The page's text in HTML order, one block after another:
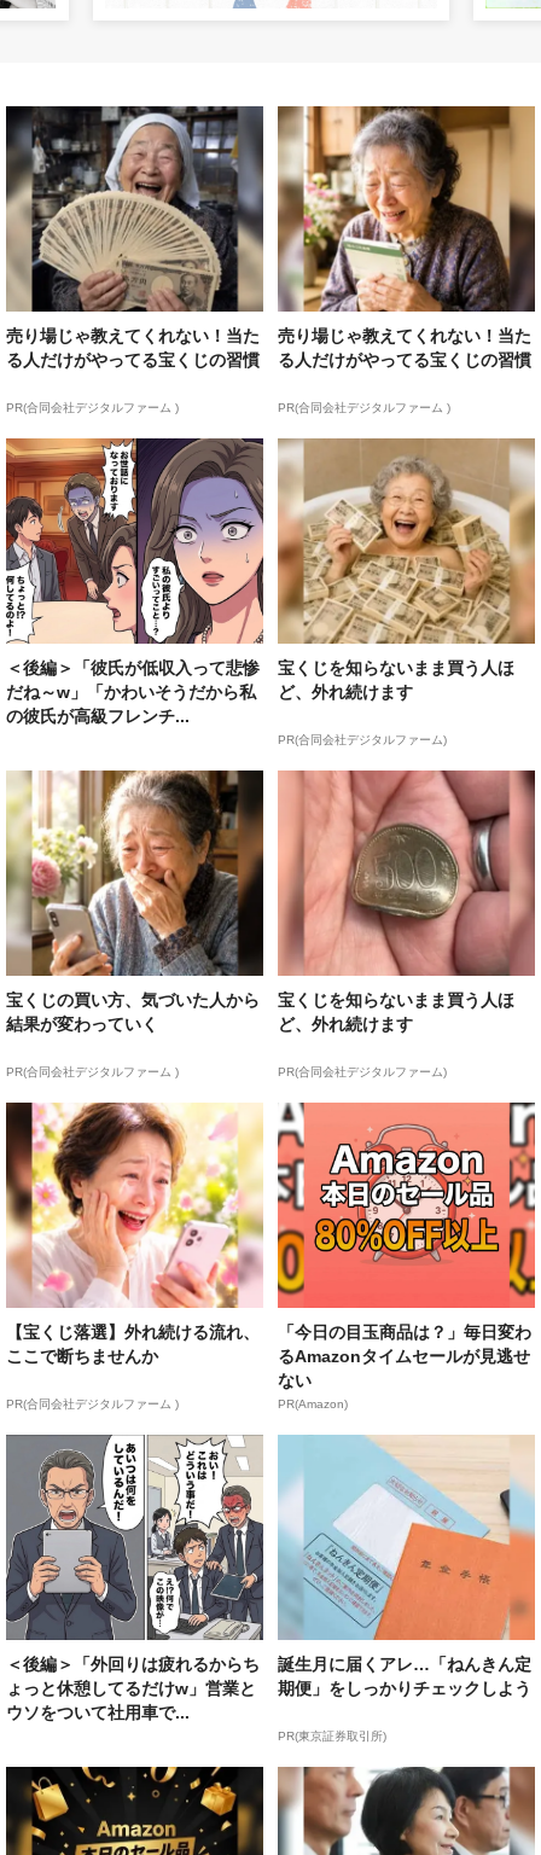
売り場じゃ教えてくれない！当た
る人だけがやってる宝くじの習慣
PR(合同会社デジタルファーム )
売り場じゃ教えてくれない！当た
る人だけがやってる宝くじの習慣
PR(合同会社デジタルファーム )
＜後編＞「彼氏が低収入って悲惨
だね～w」「かわいそうだから私
の彼氏が高級フレンチ...
宝くじを知らないまま買う人ほ
ど、外れ続けます
PR(合同会社デジタルファーム)
宝くじの買い方、気づいた人から
結果が変わっていく
PR(合同会社デジタルファーム )
宝くじを知らないまま買う人ほ
ど、外れ続けます
PR(合同会社デジタルファーム)
【宝くじ落選】外れ続ける流れ、
ここで断ちませんか
PR(合同会社デジタルファーム )
「今日の目玉商品は？」毎日変わ
るAmazonタイムセールが見逃せ
ない
PR(Amazon)
＜後編＞「外回りは疲れるからち
ょっと休憩してるだけw」営業と
ウソをついて社用車で...
誕生月に届くアレ…「ねんきん定
期便」をしっかりチェックしよう
PR(東京証券取引所)